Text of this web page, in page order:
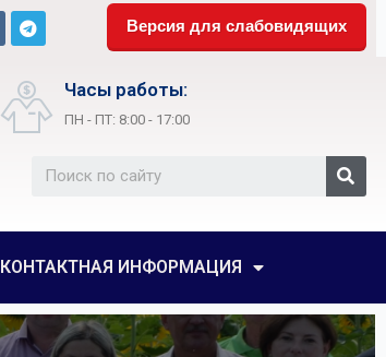
Версия для слабовидящих
Часы работы:
ПН - ПТ: 8:00 - 17:00
КОНТАКТНАЯ ИНФОРМАЦИЯ